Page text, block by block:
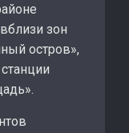
зон
остров»,